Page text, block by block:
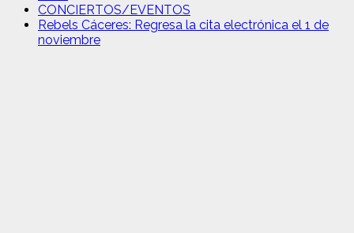
CONCIERTOS/EVENTOS
Rebels Cáceres: Regresa la cita electrónica el 1 de
noviembre